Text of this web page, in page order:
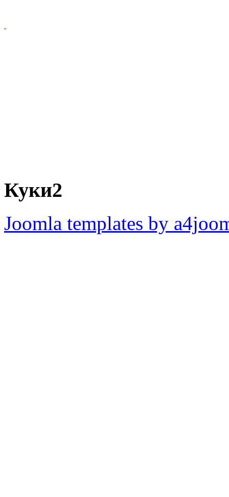
Куки2
Joomla templates by